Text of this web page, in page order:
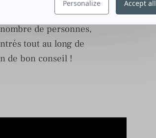
(Créatis et maintenant
de personnes,
tout au long de
de bon conseil !
Personalize Accept all